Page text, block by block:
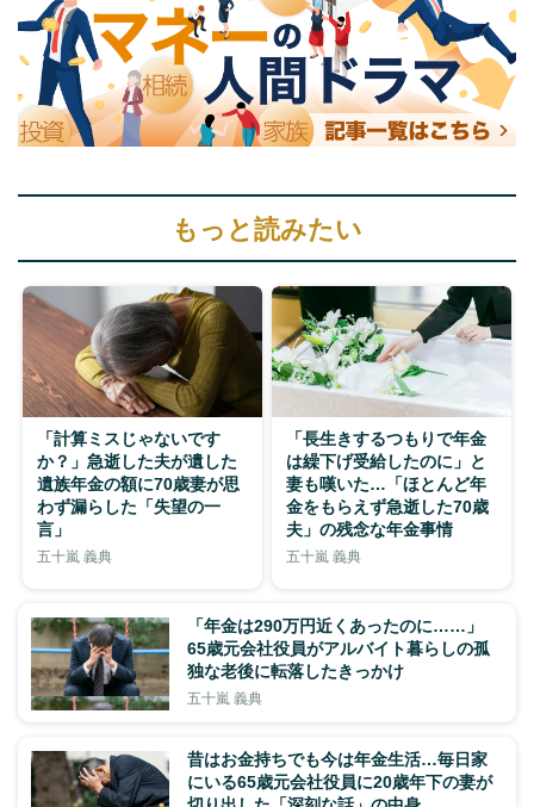
もっと読みたい
「計算ミスじゃないです
か？」急逝した夫が遺した
遺族年金の額に70歳妻が思
わず漏らした「失望の一
言」
五十嵐 義典
「長生きするつもりで年金
は繰下げ受給したのに」と
妻も嘆いた…「ほとんど年
金をもらえず急逝した70歳
夫」の残念な年金事情
五十嵐 義典
「年金は290万円近くあったのに……」
65歳元会社役員がアルバイト暮らしの孤
独な老後に転落したきっかけ
五十嵐 義典
昔はお金持ちでも今は年金生活…毎日家
にいる65歳元会社役員に20歳年下の妻が